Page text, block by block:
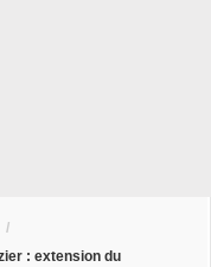
/
: extension du